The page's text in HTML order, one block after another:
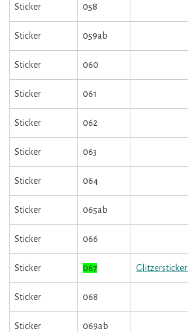
Sticker 058
Sticker 059ab
Sticker 060
Sticker 061
Sticker 062
Sticker 063
Sticker 064
Sticker 065ab
Sticker 066
Sticker 067 Glitzersticker
Sticker 068
Sticker 069ab